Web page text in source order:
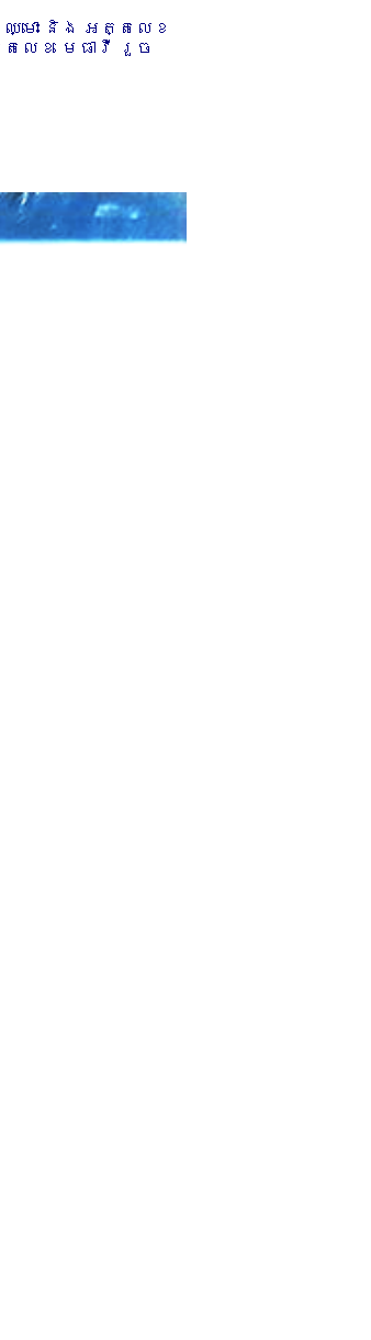
មោះ និង អត្តលេខ
េខ មេធាវី រួច